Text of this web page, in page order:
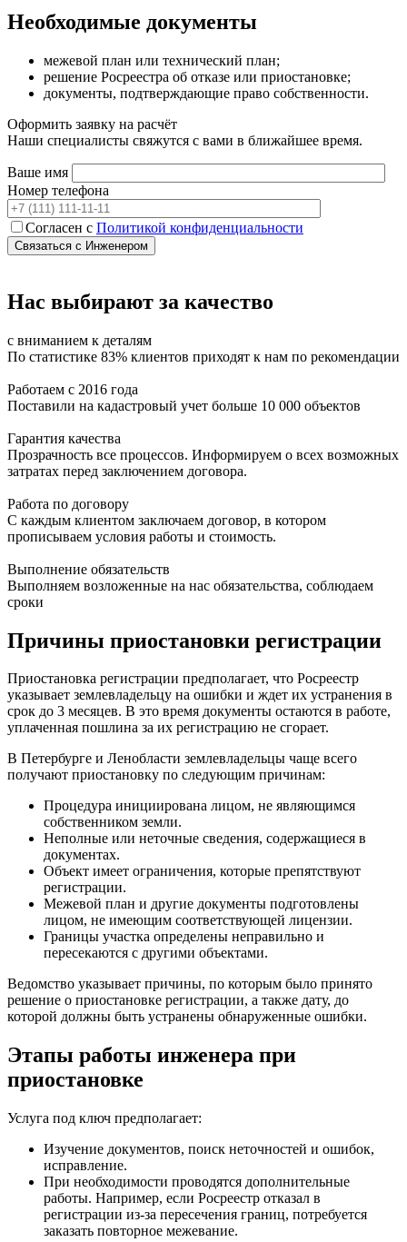
Необходимые документы
межевой план или технический план;
решение Росреестра об отказе или приостановке;
документы, подтверждающие право собственности.
Оформить заявку на расчёт
Наши специалисты свяжутся с вами в ближайшее время.
Ваше имя
Номер телефона
Согласен с Политикой конфиденциальности
Нас выбирают за качество
с вниманием к деталям
По статистике 83% клиентов приходят к нам по рекомендации
Работаем с 2016 года
Поставили на кадастровый учет больше 10 000 объектов
Гарантия качества
Прозрачность все процессов. Информируем о всех возможных
затратах перед заключением договора.
Работа по договору
С каждым клиентом заключаем договор, в котором
прописываем условия работы и стоимость.
Выполнение обязательств
Выполняем возложенные на нас обязательства, соблюдаем
сроки
Причины приостановки регистрации
Приостановка регистрации предполагает, что Росреестр
указывает землевладельцу на ошибки и ждет их устранения в
срок до 3 месяцев. В это время документы остаются в работе,
уплаченная пошлина за их регистрацию не сгорает.
В Петербурге и Ленобласти землевладельцы чаще всего
получают приостановку по следующим причинам:
Процедура инициирована лицом, не являющимся
собственником земли.
Неполные или неточные сведения, содержащиеся в
документах.
Объект имеет ограничения, которые препятствуют
регистрации.
Межевой план и другие документы подготовлены
лицом, не имеющим соответствующей лицензии.
Границы участка определены неправильно и
пересекаются с другими объектами.
Ведомство указывает причины, по которым было принято
решение о приостановке регистрации, а также дату, до
которой должны быть устранены обнаруженные ошибки.
Этапы работы инженера при
приостановке
Услуга под ключ предполагает:
Изучение документов, поиск неточностей и ошибок,
исправление.
При необходимости проводятся дополнительные
работы. Например, если Росреестр отказал в
регистрации из-за пересечения границ, потребуется
заказать повторное межевание.